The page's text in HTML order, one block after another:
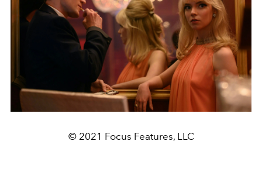
© 2021 Focus Features, LLC